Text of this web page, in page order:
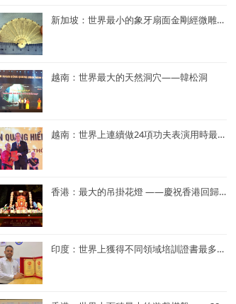
新加坡：世界最小的象牙扇面金剛經微雕——董重慶收藏的象牙扇面金剛經微雕
越南：世界最大的天然洞穴——韓松洞
越南：世界上連續做24項功夫表演用時最短——NGUYEN QUANG HIEN
香港：最大的吊掛花燈 ——慶祝香港回歸25周年花燈
印度：世界上獲得不同領域培訓證書最多——Dr. Navneet Kumar